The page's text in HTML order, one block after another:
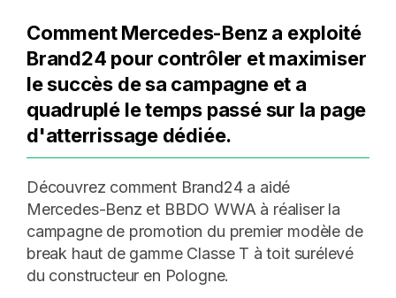
Comment Mercedes-Benz a exploité
Brand24 pour contrôler et maximiser
le succès de sa campagne et a
quadruplé le temps passé sur la page
d'atterrissage dédiée.
Découvrez comment Brand24 a aidé
Mercedes-Benz et BBDO WWA à réaliser la
campagne de promotion du premier modèle de
break haut de gamme Classe T à toit surélevé
du constructeur en Pologne.